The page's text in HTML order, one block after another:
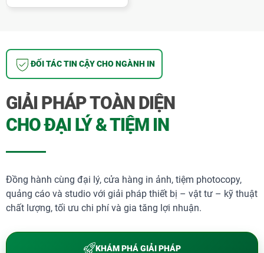
"Điểm Nhấn" Vượt Bậc Của Bàn Cắt
Giấy 858 A3
• Thiết kế thon gọn, tiết kiệm không gian, dễ dàng di
chuyển, kiểu dáng đẹp mắt, sang trọng.
ĐỐI TÁC TIN CẬY CHO NGÀNH IN
GIẢI PHÁP TOÀN DIỆN
CHO ĐẠI LÝ & TIỆM IN
Đồng hành cùng đại lý, cửa hàng in ảnh, tiệm photocopy,
quảng cáo và studio với giải pháp thiết bị – vật tư – kỹ thuật
chất lượng, tối ưu chi phí và gia tăng lợi nhuận.
KHÁM PHÁ GIẢI PHÁP